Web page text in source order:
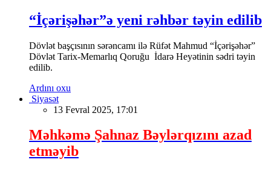
“İçərişəhər”ə yeni rəhbər təyin edilib
Dövlət başçısının sərəncamı ilə Rüfət Mahmud “İçərişəhər”
Dövlət Tarix-Memarlıq Qoruğu İdarə Heyətinin sədri təyin
edilib.
Ardını oxu
Siyasət
13 Fevral 2025, 17:01
Məhkəmə Şahnaz Bəylərqızını azad
etməyib